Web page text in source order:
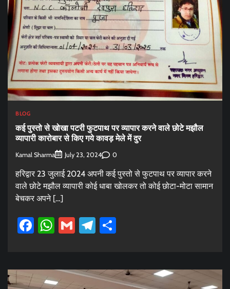
BLOG
कई पुस्तो से खोखा पटरी फुटपाथ पर व्यापार करने वाले छोटे मझौल
व्यापारी कारोबार से किए गये कावड़ मेले में दुर
Kamal Sharma July 23, 2024 0
हरिद्वार 23 जुलाई 2024 अपनी कई पुस्तो से फुटपाथ पर व्यापार करने
वाले छोटे मझौल व्यापारी कोई धाबा खोलकर तो कोई छोटा-मोटा सामान
बेचकर अपने […]
Facebook
WhatsApp
GmailTelegram